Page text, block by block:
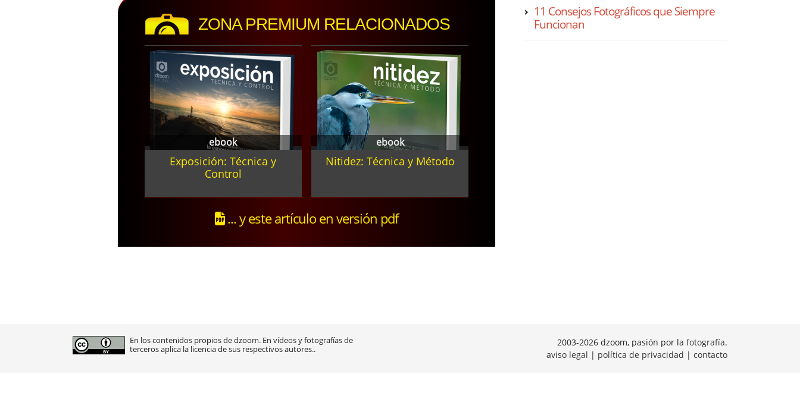
ZONA PREMIUM RELACIONADOS
ebook
Exposición: Técnica y
Control
ebook
Nitidez: Técnica y Método
... y este artículo en versión pdf
11 Consejos Fotográficos que Siempre
Funcionan
En los contenidos propios de dzoom. En vídeos y fotografías de
terceros aplica la licencia de sus respectivos autores..
2003-2026 dzoom, pasión por la fotografía.
aviso legal | política de privacidad | contacto